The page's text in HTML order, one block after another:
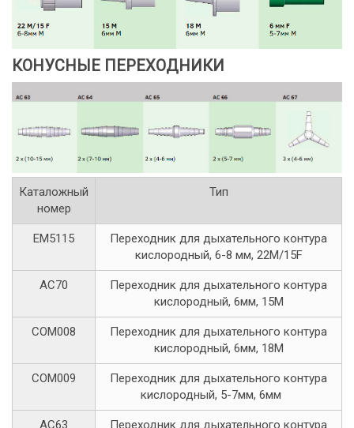
КОНУСНЫЕ ПЕРЕХОДНИКИ
Каталожный
номер
Тип
EM5115
Переходник для дыхательного контура
кислородный, 6-8 мм, 22M/15F
AC70
Переходник для дыхательного контура
кислородный, 6мм, 15M
COM008
Переходник для дыхательного контура
кислородный, 6мм, 18M
COM009
Переходник для дыхательного контура
кислородный, 5-7мм, 6мм
AC63
Переходник для дыхательного контура